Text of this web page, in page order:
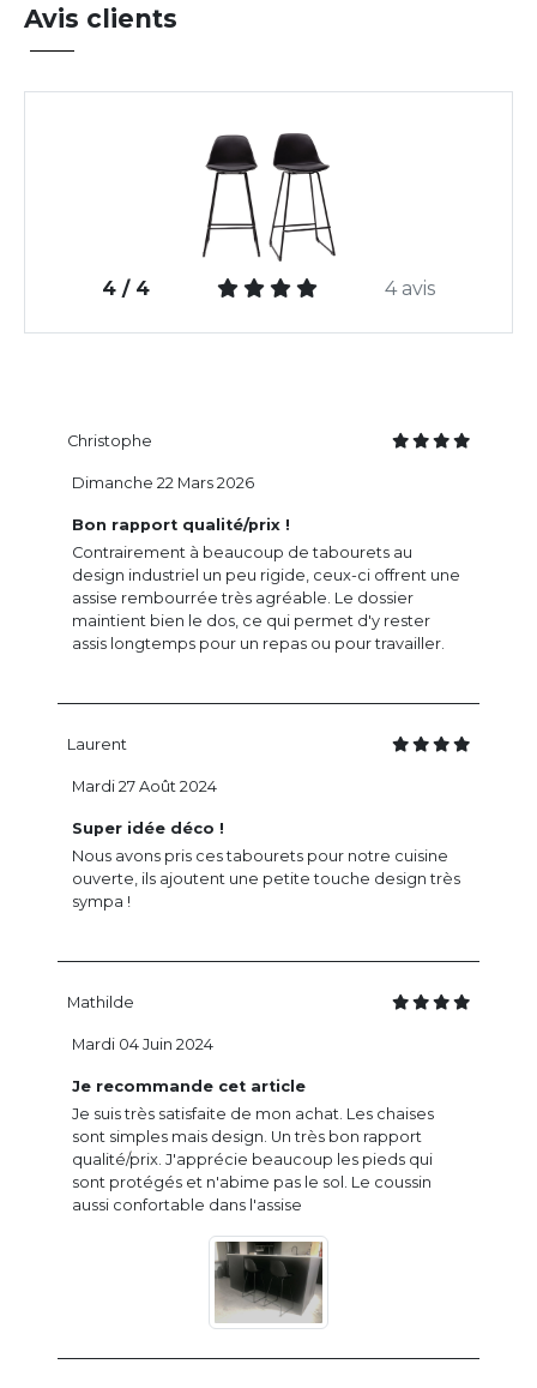
Avis clients
4 / 4 4 avis
Christophe
Bon rapport qualité/prix !
Contrairement à beaucoup de tabourets au
design industriel un peu rigide, ceux-ci offrent une
assise rembourrée très agréable. Le dossier
maintient bien le dos, ce qui permet d'y rester
assis longtemps pour un repas ou pour travailler.
Dimanche 22 Mars 2026
Laurent
Super idée déco !
Nous avons pris ces tabourets pour notre cuisine
ouverte, ils ajoutent une petite touche design très
sympa !
Mardi 27 Août 2024
Mathilde
Je recommande cet article
Je suis très satisfaite de mon achat. Les chaises
sont simples mais design. Un très bon rapport
qualité/prix. J'apprécie beaucoup les pieds qui
sont protégés et n'abime pas le sol. Le coussin
aussi confortable dans l'assise
Mardi 04 Juin 2024